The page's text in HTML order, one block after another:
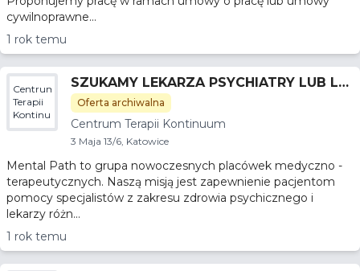
cywilnoprawne...
1 rok temu
Centrum
Terapii
Kontinuum
SZUKAMY LEKARZA PSYCHIATRY LUB LE
KARZA PSYCHIATRY W TRAKCIE SPECJAL
IZACJI
Oferta archiwalna
Centrum Terapii Kontinuum
3 Maja 13/6, Katowice
Mental Path to grupa nowoczesnych placówek medyczno -
terapeutycznych. Naszą misją jest zapewnienie pacjentom
pomocy specjalistów z zakresu zdrowia psychicznego i
lekarzy różn...
1 rok temu